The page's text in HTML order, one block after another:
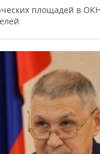
площадей в ОКН